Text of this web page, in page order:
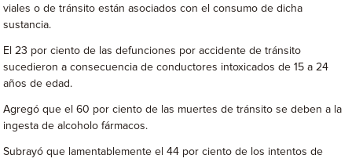
viales o de tránsito están asociados con el consumo de dicha
sustancia.
El 23 por ciento de las defunciones por accidente de tránsito
sucedieron a consecuencia de conductores intoxicados de 15 a 24
años de edad.
Agregó que el 60 por ciento de las muertes de tránsito se deben a la
ingesta de alcoholo fármacos.
Subrayó que lamentablemente el 44 por ciento de los intentos de